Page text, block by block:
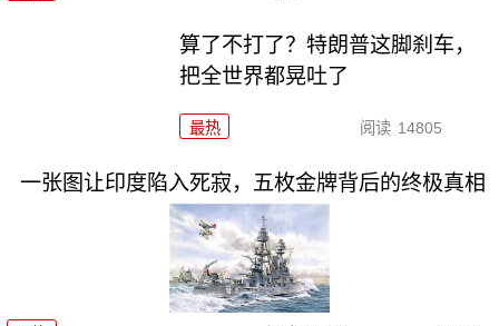
算了不打了？特朗普这脚刹车，
把全世界都晃吐了
最热 阅读 14805
一张图让印度陷入死寂，五枚金牌背后的终极真相